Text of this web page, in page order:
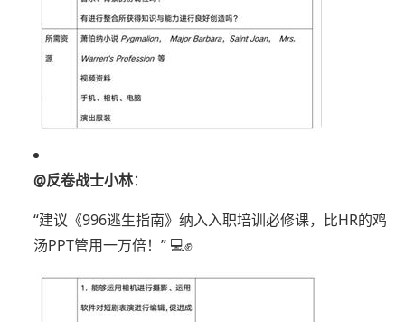
@反卷战士小林：
“建议《996逃生指南》纳入入职培训必修课，比HR的鸡
汤PPT管用一万倍！” 💻✊